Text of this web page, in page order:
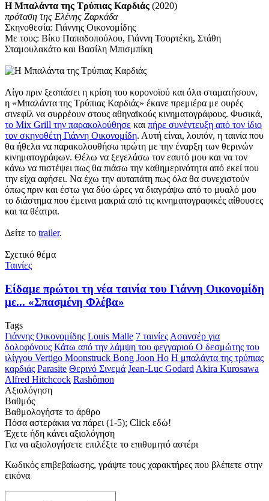
Η Μπαλάντα της Τρύπιας Καρδιάς (2020)
πρόταση της Ελένης Ζαρκάδα
Σκηνοθεσία: Γιάννης Οικονομίδης
Με τους: Βίκυ Παπαδοπούλου, Γιάννη Τσορτέκη, Στάθη
Σταμουλακάτο και Βασίλη Μπισμπίκη
Λίγο πριν ξεσπάσει η κρίση του κορονοϊού και όλα σταματήσουν,
η «Μπαλάντα της Τρύπιας Καρδιάς» έκανε πρεμιέρα με ουρές
σινεφίλ να συρρέουν στους αθηναϊκούς κινηματογράφους. Φυσικά,
το Mix Grill την παρακολούθησε και πήρε συνέντευξη από τον ίδιο
τον σκηνοθέτη Γιάννη Οικονομίδη. Αυτή είναι, λοιπόν, η ταινία που
θα ήθελα να παρακολουθήσω πρώτη με την έναρξη των θερινών
κινηματογράφων. Θέλω να ξεγελάσω τον εαυτό μου και να τον
κάνω να πιστέψει πως θα πιάσω την καθημερινότητα από εκεί που
την είχα αφήσει. Να έχω την αυταπάτη πως όλα θα συνεχιστούν
όπως πριν και έστω για δύο ώρες να διαγράψω από το μυαλό μου
το διάστημα που έμεινα μακριά από τις κινηματογραφικές αίθουσες
και τα θέατρα.
Δείτε το trailer.
Σχετικό θέμα
Ταινίες
Είδαμε πρώτοι τη νέα ταινία του Γιάννη Οικονομίδη
με... «Σπασμένη Φλέβα»
Tags
Γιάννης Οικονομίδης Louis Malle 7 ταινίες Ασανσέρ για
δολοφόνους Κάτω από την λάμψη του φεγγαριού Ο δεσμώτης του
ιλίγγου Vertigo Moonstruck Bong Joon Ho Η μπαλάντα της τρύπιας
καρδιάς Parasite Θερινό Σινεμά Jean-Luc Godard Akira Kurosawa
Alfred Hitchcock Rashômon
Αξιολόγηση
Βαθμός
Βαθμολογήστε το άρθρο
Πόσα αστεράκια να πάρει (1-5); Click εδώ!
Έχετε ήδη κάνει αξιολόγηση
Για να αξιολογήσετε επιλέξτε το επιθυμητό αστέρι
Κωδικός επιβεβαίωσης, γράψτε τους χαρακτήρες που βλέπετε στην
εικόνα